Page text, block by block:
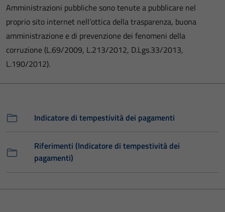
Amministrazioni pubbliche sono tenute a pubblicare nel
proprio sito internet nell’ottica della trasparenza, buona
amministrazione e di prevenzione dei fenomeni della
corruzione (L.69/2009, L.213/2012, D.Lgs.33/2013,
L.190/2012).
Indicatore di tempestività dei pagamenti
Riferimenti (Indicatore di tempestività dei
pagamenti)